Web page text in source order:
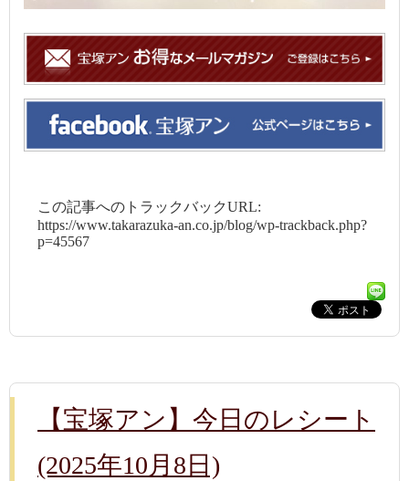
この記事へのトラックバックURL:
https://www.takarazuka-an.co.jp/blog/wp-trackback.php?
p=45567
【宝塚アン】今日のレシート
(2025年10月8日)